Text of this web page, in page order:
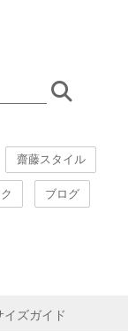
齋藤スタイル
ブログ
イズガイド